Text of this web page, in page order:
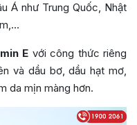
Á như Trung Quốc, Nhật
E với công thức riêng
và dầu bơ, dầu hạt mơ,
da mịn màng hơn.